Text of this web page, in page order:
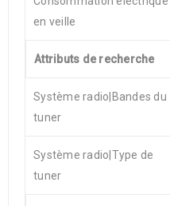
en veille
Attributs de recherche
Système radio|Bandes du
tuner
Système radio|Type de
tuner